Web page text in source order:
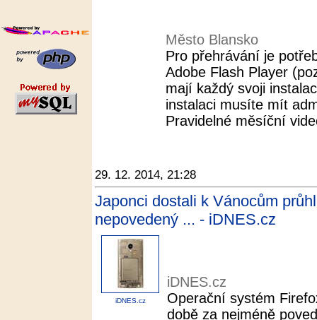
Město Blansko
Pro přehrávání je
Adobe Flash Player
mají každý svoji
instalaci musíte mít
Pravidelné měsíční
29. 12. 2014, 21:28
Japonci dostali k Vánocům
nepovedený ... - iDNES.cz
iDNES.cz
iDNES.cz
Operační systém
době za nejméně